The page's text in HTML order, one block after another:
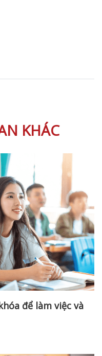
KHÁC
để làm việc và